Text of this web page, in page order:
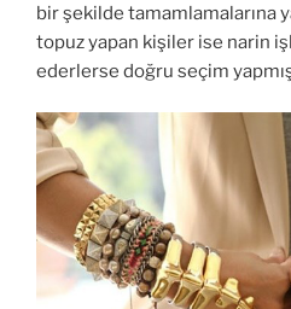
bir şekilde tamamlamalarına
topuz yapan kişiler ise narin
ederlerse doğru seçim